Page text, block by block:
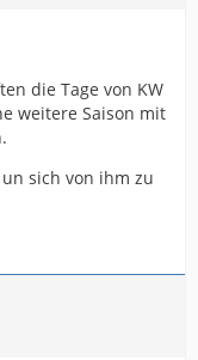
die Tage von KW
weitere Saison mit
sich von ihm zu